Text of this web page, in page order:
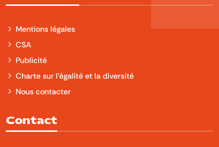
Mentions légales
CSA
Publicité
Charte sur l'égalité et la diversité
Nous contacter
Contact